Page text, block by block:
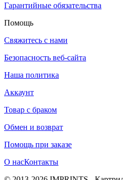
Гарантийные обязательства
Помощь
Свяжитесь с нами
Безопасность веб-сайта
Наша политика
Аккаунт
Товар с браком
Обмен и возврат
Помощь при заказе
О насКонтакты